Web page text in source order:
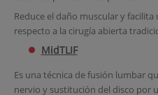
Reduce el daño muscular y
respecto a la cirugía abierta
MidTLIF
Es una técnica de fusión lumbar
nervio y sustitución del disco por